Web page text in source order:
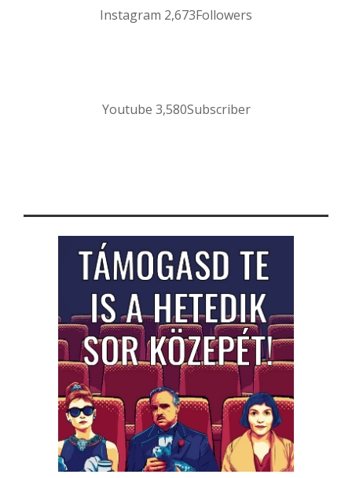
Instagram 2,673Followers
Youtube 3,580Subscriber